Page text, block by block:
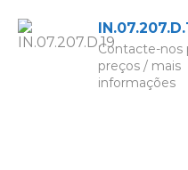
Contacte-nos
preços / mais
informações